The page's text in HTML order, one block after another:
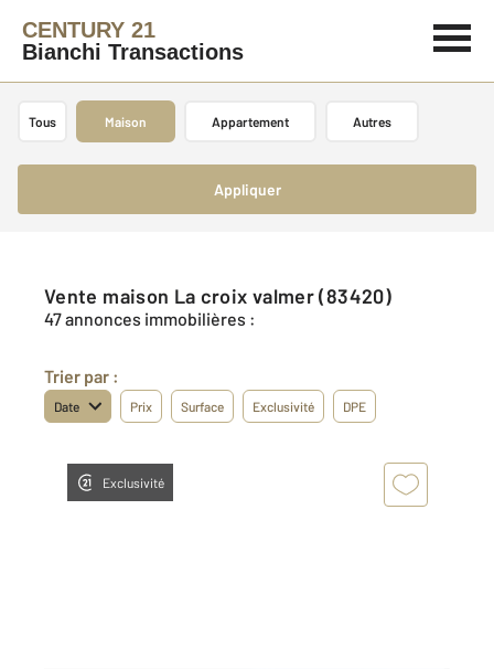
CENTURY 21
Bianchi Transactions
Tous Maison Appartement Autres
Appliquer
Vente maison La croix valmer (83420)
47 annonces immobilières :
Trier par :
Date Prix Surface Exclusivité DPE
Exclusivité